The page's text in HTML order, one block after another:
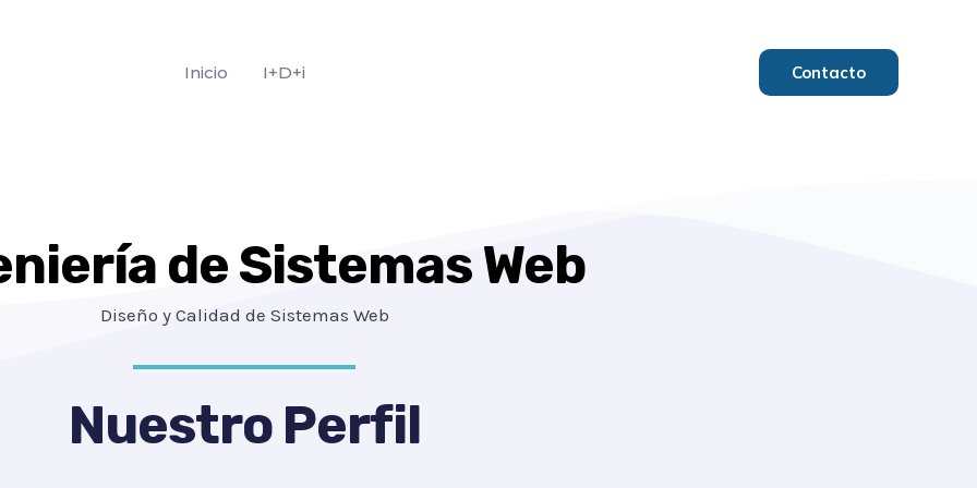
Inicio I+D+i Contacto
de Sistemas Web
Diseño y Calidad de Sistemas Web
Nuestro Perfil